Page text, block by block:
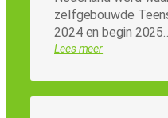
zelfgebouwde
2024 en begin 2025…
Lees meer